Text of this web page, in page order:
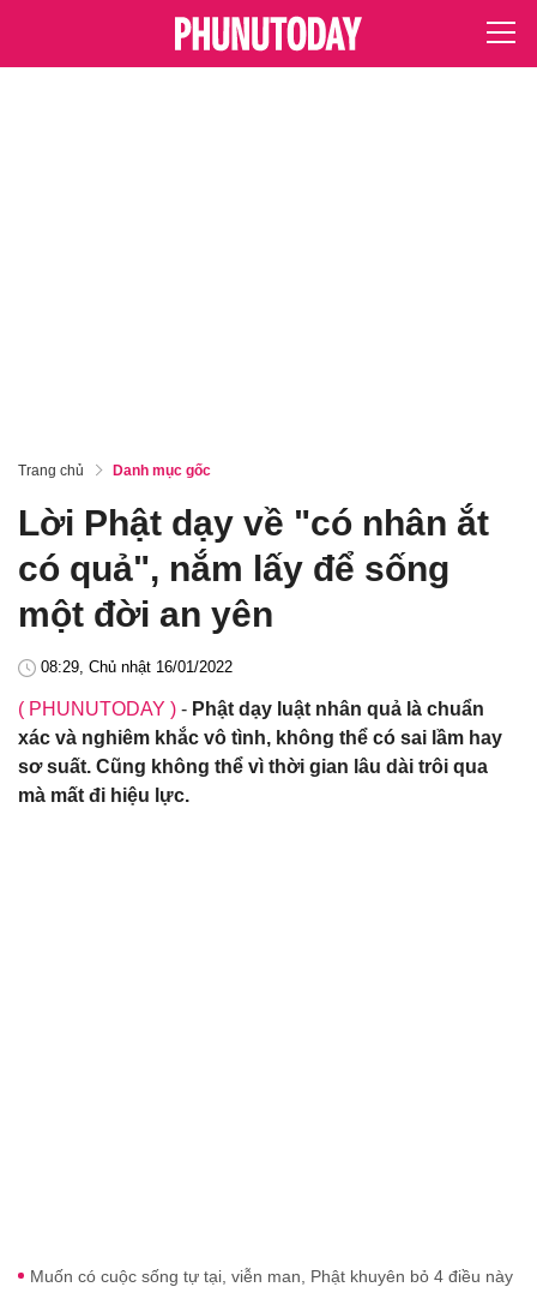
Trang chủ Danh mục gốc
Lời Phật dạy về "có nhân ắt
có quả", nắm lấy để sống
một đời an yên
08:29, Chủ nhật 16/01/2022
( PHUNUTODAY ) - Phật dạy luật nhân quả là chuẩn
xác và nghiêm khắc vô tình, không thể có sai lầm hay
sơ suất. Cũng không thể vì thời gian lâu dài trôi qua
mà mất đi hiệu lực.
Muốn có cuộc sống tự tại, viễn man, Phật khuyên bỏ 4 điều này